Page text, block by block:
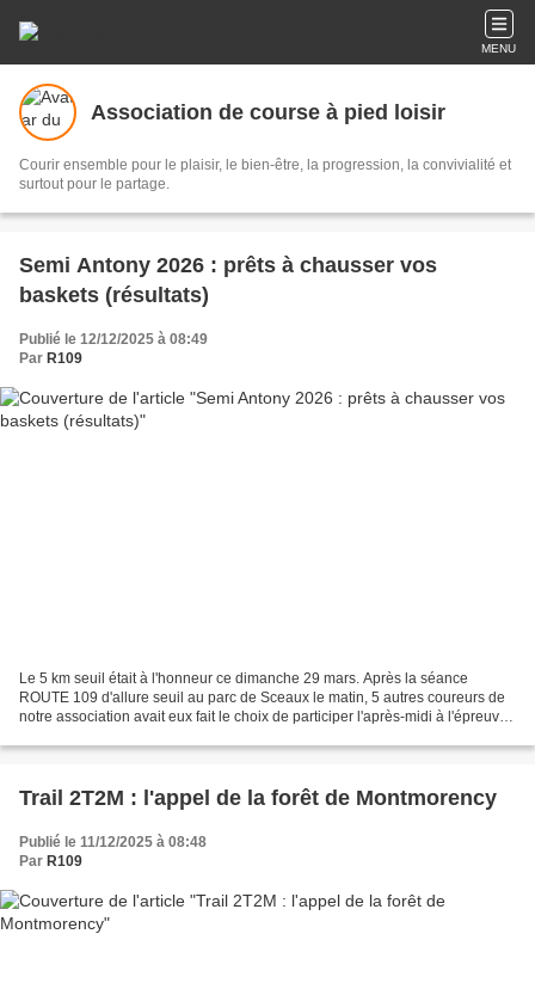
MENU
Association de course à pied loisir
Courir ensemble pour le plaisir, le bien-être, la progression, la convivialité et
surtout pour le partage.
Semi Antony 2026 : prêts à chausser vos
baskets (résultats)
Publié le 12/12/2025 à 08:49
Par R109
Le 5 km seuil était à l'honneur ce dimanche 29 mars. Après la séance
ROUTE 109 d'allure seuil au parc de Sceaux le matin, 5 autres coureurs de
notre association avait eux fait le choix de participer l'après-midi à l'épreuve
Trail 2T2M : l'appel de la forêt de Montmorency
Publié le 11/12/2025 à 08:48
Par R109